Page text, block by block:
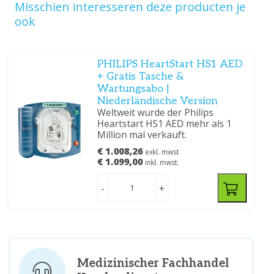
Misschien interesseren deze producten je
ook
PHILIPS HeartStart HS1 AED
+ Gratis Tasche &
Wartungsabo |
Niederländische Version
Weltweit wurde der Philips
Heartstart HS1 AED mehr als 1
Million mal verkauft.
€ 1.008,26 exkl. mwst
€ 1.099,00 inkl. mwst.
- +
Medizinischer Fachhandel